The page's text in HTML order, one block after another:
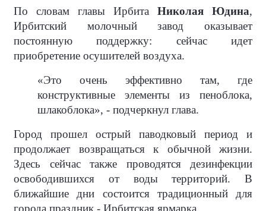
По словам главы Ирбита Николая Юдина,
Ирбитский молочный завод оказывает
постоянную поддержку: сейчас идет
приобретение осушителей воздуха.
«Это очень эффективно там, где
конструктивные элементы из пеноблока,
шлакоблока», - подчеркнул глава.
Город прошел острый паводковый период и
продолжает возвращаться к обычной жизни.
Здесь сейчас также проводятся дезинфекции
освободившихся от воды территорий. В
ближайшие дни состоится традиционный для
города праздник - Ирбитская ярмарка.